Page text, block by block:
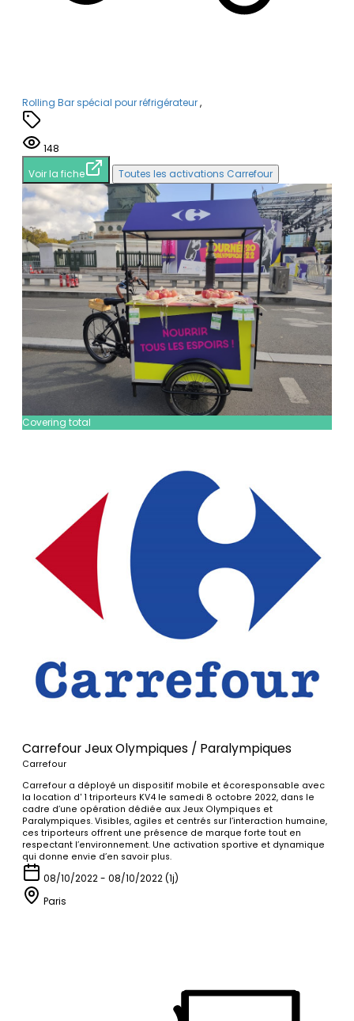
Rolling Bar spécial pour réfrigérateur ,
148
Voir la fiche
Toutes les activations Carrefour
Covering total
Carrefour Jeux Olympiques / Paralympiques
Carrefour
Carrefour a déployé un dispositif mobile et écoresponsable avec
la location d' 1 triporteurs KV4 le samedi 8 octobre 2022, dans le
cadre d’une opération dédiée aux Jeux Olympiques et
Paralympiques. Visibles, agiles et centrés sur l’interaction humaine,
ces triporteurs offrent une présence de marque forte tout en
respectant l’environnement. Une activation sportive et dynamique
qui donne envie d’en savoir plus.
08/10/2022 - 08/10/2022 (1j)
Paris